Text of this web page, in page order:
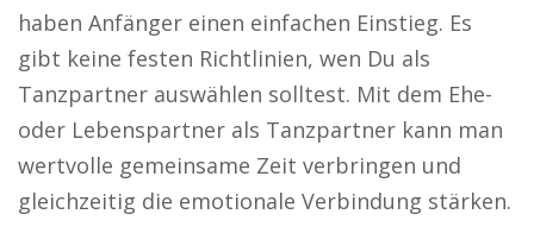
haben Anfänger einen einfachen Einstieg. Es
gibt keine festen Richtlinien, wen Du als
Tanzpartner auswählen solltest. Mit dem Ehe-
oder Lebenspartner als Tanzpartner kann man
wertvolle gemeinsame Zeit verbringen und
gleichzeitig die emotionale Verbindung stärken.